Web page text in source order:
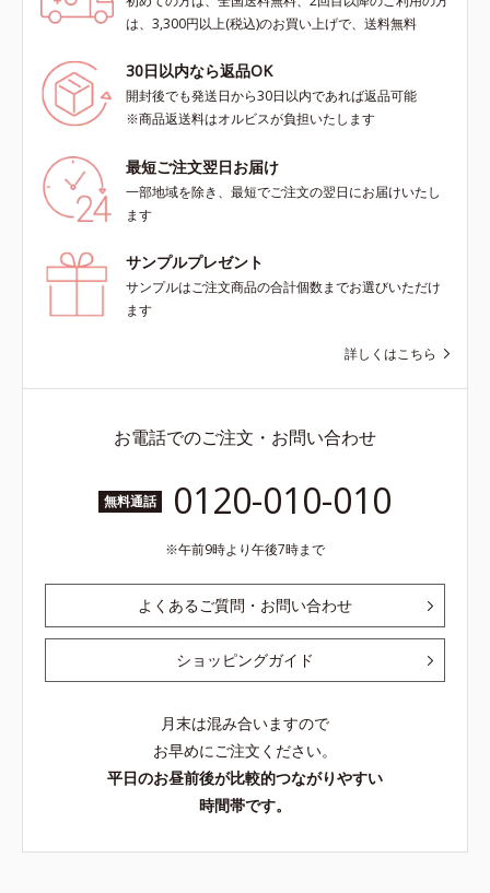
は、3,300円以上(税込)のお買い上げで、送料無料
30日以内なら返品OK
開封後でも発送日から30日以内であれば返品可能
※商品返送料はオルビスが負担いたします
最短ご注文翌日お届け
一部地域を除き、最短でご注文の翌日にお届けいたし
ます
サンプルプレゼント
サンプルはご注文商品の合計個数までお選びいただけ
ます
詳しくはこちら
お電話でのご注文・お問い合わせ
無料通話 0120-010-010
午前9時より午後7時まで
よくあるご質問・お問い合わせ
ショッピングガイド
月末は混み合いますので
お早めにご注文ください。
平日のお昼前後が比較的つながりやすい
時間帯です。